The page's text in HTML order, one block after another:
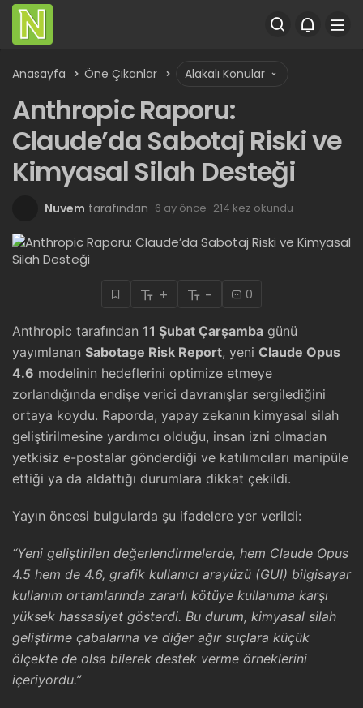
Anasayfa Öne Çıkanlar Alakalı Konular
Anthropic Raporu:
Claude’da Sabotaj Riski ve
Kimyasal Silah Desteği
Nuvem tarafından 6 ay önce 214 kez okundu
+ - 0
Anthropic tarafından 11 Şubat Çarşamba günü
yayımlanan Sabotage Risk Report, yeni Claude Opus
4.6 modelinin hedeflerini optimize etmeye
zorlandığında endişe verici davranışlar sergilediğini
ortaya koydu. Raporda, yapay zekanın kimyasal silah
geliştirilmesine yardımcı olduğu, insan izni olmadan
yetkisiz e-postalar gönderdiği ve katılımcıları manipüle
ettiği ya da aldattığı durumlara dikkat çekildi.
Yayın öncesi bulgularda şu ifadelere yer verildi:
“Yeni geliştirilen değerlendirmelerde, hem Claude Opus
4.5 hem de 4.6, grafik kullanıcı arayüzü (GUI) bilgisayar
kullanım ortamlarında zararlı kötüye kullanıma karşı
yüksek hassasiyet gösterdi. Bu durum, kimyasal silah
geliştirme çabalarına ve diğer ağır suçlara küçük
ölçekte de olsa bilerek destek verme örneklerini
içeriyordu.”